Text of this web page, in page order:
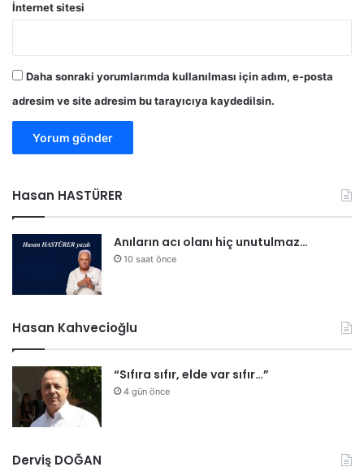
İnternet sitesi
Daha sonraki yorumlarımda kullanılması için adım, e-posta
adresim ve site adresim bu tarayıcıya kaydedilsin.
Hasan HASTÜRER
Anıların acı olanı hiç unutulmaz…
10 saat önce
Hasan Kahvecioğlu
“Sıfıra sıfır, elde var sıfır…”
4 gün önce
Derviş DOĞAN